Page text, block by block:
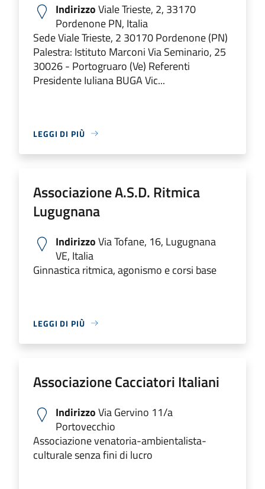
IndirizzoViale Trieste, 2, 33170
Pordenone PN, Italia
Sede Viale Trieste, 2 30170 Pordenone (PN)
Palestra: Istituto Marconi Via Seminario, 25
30026 - Portogruaro (Ve) Referenti
Presidente Iuliana BUGA Vic...
LEGGI DI PIÙ
Associazione A.S.D. Ritmica
Lugugnana
IndirizzoVia Tofane, 16, Lugugnana
VE, Italia
Ginnastica ritmica, agonismo e corsi base
LEGGI DI PIÙ
Associazione Cacciatori Italiani
IndirizzoVia Gervino 11/a
Portovecchio
Associazione venatoria-ambientalista-
culturale senza fini di lucro